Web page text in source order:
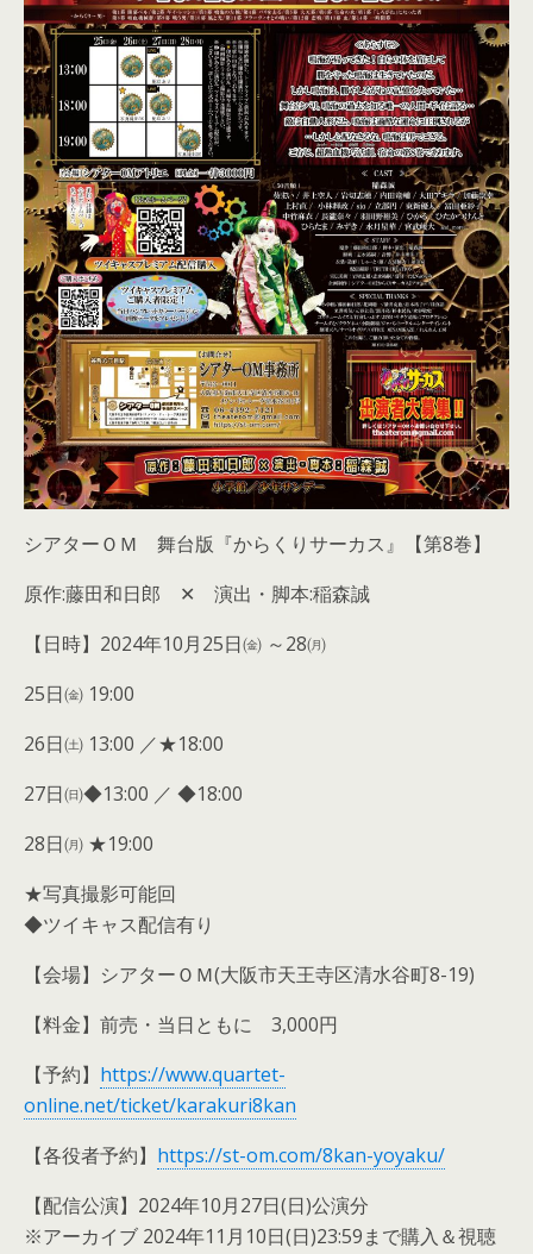
シアターＯＭ 舞台版『からくりサーカス』【第8巻】
原作:藤田和日郎 ✕ 演出・脚本:稲森誠
【日時】2024年10月25日㈮ ～28㈪
25日㈮ 19:00
26日㈯ 13:00 ／★18:00
27日㈰◆13:00 ／ ◆18:00
28日㈪ ★19:00
★写真撮影可能回
◆ツイキャス配信有り
【会場】シアターＯＭ(大阪市天王寺区清水谷町8-19)
【料金】前売・当日ともに 3,000円
【予約】 https://www.quartet-
online.net/ticket/karakuri8kan
【各役者予約】 https://st-om.com/8kan-yoyaku/
【配信公演】2024年10月27日(日)公演分
※アーカイブ 2024年11月10日(日)23:59まで購入＆視聴